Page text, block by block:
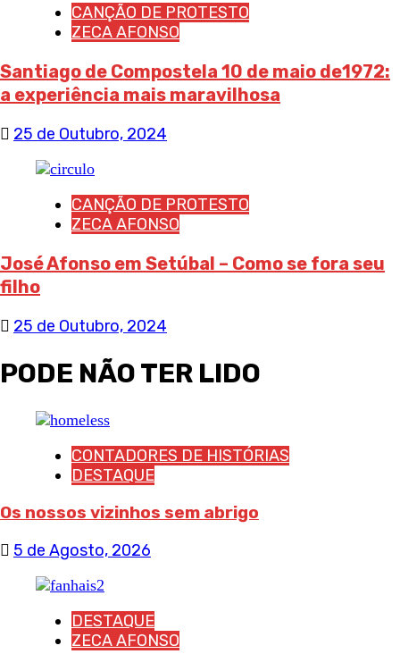
CANÇÃO DE PROTESTO
ZECA AFONSO
Santiago de Compostela 10 de maio de1972:
a experiência mais maravilhosa
25 de Outubro, 2024
CANÇÃO DE PROTESTO
ZECA AFONSO
José Afonso em Setúbal – Como se fora seu
filho
25 de Outubro, 2024
PODE NÃO TER LIDO
CONTADORES DE HISTÓRIAS
DESTAQUE
Os nossos vizinhos sem abrigo
5 de Agosto, 2026
DESTAQUE
ZECA AFONSO